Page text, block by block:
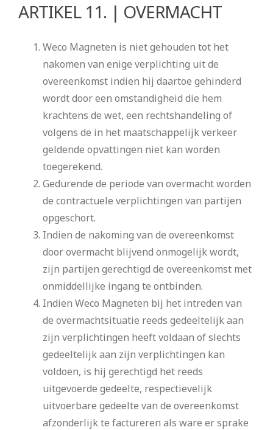
ARTIKEL 11. | OVERMACHT
Weco Magneten is niet gehouden tot het
nakomen van enige verplichting uit de
overeenkomst indien hij daartoe gehinderd
wordt door een omstandigheid die hem
krachtens de wet, een rechtshandeling of
volgens de in het maatschappelijk verkeer
geldende opvattingen niet kan worden
toegerekend.
Gedurende de periode van overmacht worden
de contractuele verplichtingen van partijen
opgeschort.
Indien de nakoming van de overeenkomst
door overmacht blijvend onmogelijk wordt,
zijn partijen gerechtigd de overeenkomst met
onmiddellijke ingang te ontbinden.
Indien Weco Magneten bij het intreden van
de overmachtsituatie reeds gedeeltelijk aan
zijn verplichtingen heeft voldaan of slechts
gedeeltelijk aan zijn verplichtingen kan
voldoen, is hij gerechtigd het reeds
uitgevoerde gedeelte, respectievelijk
uitvoerbare gedeelte van de overeenkomst
afzonderlijk te factureren als ware er sprake